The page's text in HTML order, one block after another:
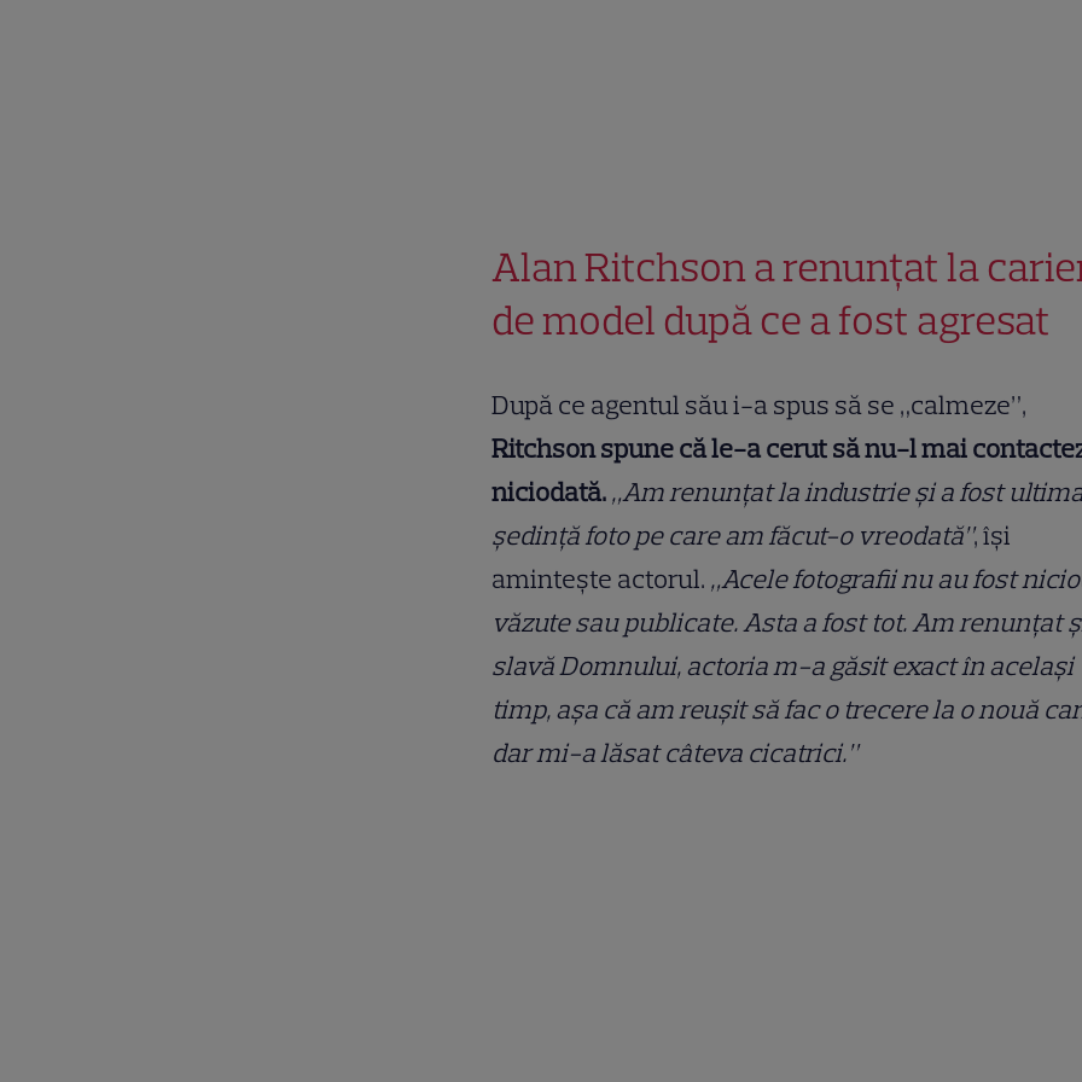
Alan Ritchson a renunțat la
de model după ce a fost agresat
După ce agentul său i-a spus să se „calmeze”,
Ritchson spune că le-a cerut să nu-l mai
niciodată.„Am renunțat la industrie și a fost
ședință foto pe care am făcut-o vreodată”, își
amintește actorul. „Acele fotografii nu au fost
văzute sau publicate. Asta a fost tot. Am renunțat
slavă Domnului, actoria m-a găsit exact în același
timp, așa că am reușit să fac o trecere la o nouă
dar mi-a lăsat câteva cicatrici.”